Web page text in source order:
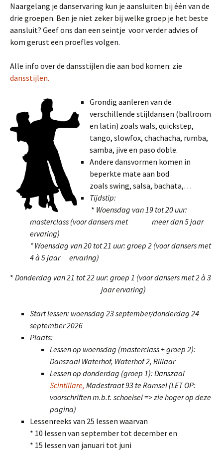
Naargelang je danservaring kun je aansluiten bij één van de
drie groepen. Ben je niet zeker bij welke groep je het beste
aansluit? Geef ons dan een seintje voor verder advies of
kom gerust een proefles volgen.
Alle info over de dansstijlen die aan bod komen: zie
dansstijlen.
Grondig aanleren van de
verschillende stijldansen (ballroom
en latin) zoals wals, quickstep,
tango, slowfox, chachacha, rumba,
samba, jive en paso doble.
Andere dansvormen komen in
beperkte mate aan bod
zoals swing, salsa, bachata,…
Tijdstip:
* Woensdag van 19 tot 20 uur:
masterclass (voor dansers met meer dan 5 jaar
ervaring)
* Woensdag van 20 tot 21 uur: groep 2 (voor dansers met
4 à 5 jaar ervaring)
* Donderdag van 21 tot 22 uur: groep 1 (voor dansers met 2 à 3
jaar ervaring)
Start lessen: woensdag 23 september/donderdag 24
september 2026
Plaats:
Lessen op woensdag (masterclass + groep 2):
Danszaal Waterhof, Waterhof 2, Rillaar
Lessen op donderdag (groep 1): Danszaal
Scintillare, Madestraat 93 te Ramsel (LET OP:
voorschriften m.b.t. schoeisel => zie hoger op deze
pagina)
Lessenreeks van 25 lessen waarvan
* 10 lessen van september tot december en
* 15 lessen van januari tot juni